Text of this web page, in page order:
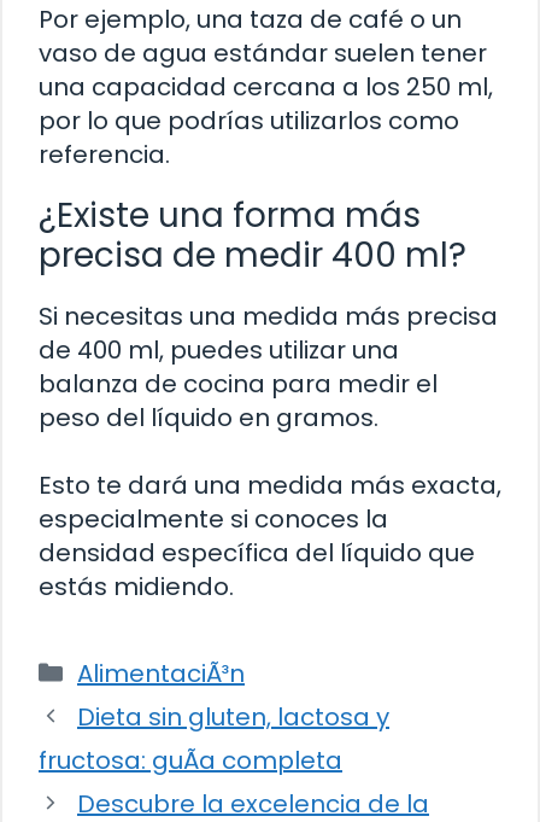
Por ejemplo, una taza de café o un
vaso de agua estándar suelen tener
una capacidad cercana a los 250 ml,
por lo que podrías utilizarlos como
referencia.
¿Existe una forma más
precisa de medir 400 ml?
Si necesitas una medida más precisa
de 400 ml, puedes utilizar una
balanza de cocina para medir el
peso del líquido en gramos.
Esto te dará una medida más exacta,
especialmente si conoces la
densidad específica del líquido que
estás midiendo.
Categorías
AlimentaciÃ³n
Dieta sin gluten, lactosa y
fructosa: guÃ­a completa
Descubre la excelencia de la